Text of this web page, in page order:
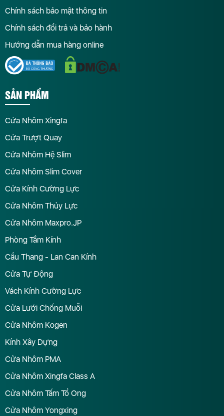
Chính sách bảo mật thông tin
Chính sách đổi trả và bảo hành
Hướng dẫn mua hàng online
SẢN PHẨM
Cửa Nhôm Xingfa
Cửa Trượt Quay
Cửa Nhôm Hệ Slim
Cửa Nhôm Slim Cover
Cửa Kính Cường Lực
Cửa Nhôm Thủy Lực
Cửa Nhôm Maxpro.JP
Phòng Tắm Kính
Cầu Thang - Lan Can Kính
Cửa Tự Động
Vách Kính Cường Lực
Cửa Lưới Chống Muỗi
Cửa Nhôm Kogen
Kính Xây Dựng
Cửa Nhôm PMA
Cửa Nhôm Xingfa Class A
Cửa Nhôm Tấm Tổ Ong
Cửa Nhôm Yongxing